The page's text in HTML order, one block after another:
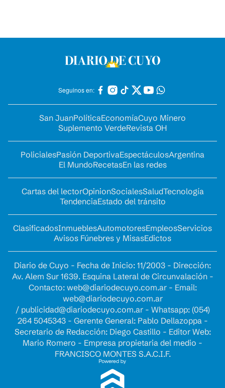
Seguinos en:
San JuanPolíticaEconomíaCuyo Minero
Suplemento VerdeRevista OH
PolicialesPasión DeportivaEspectáculosArgentina
El MundoRecetasEn las redes
Cartas del lectorOpinionSocialesSaludTecnología
TendenciaEstado del tránsito
ClasificadosInmueblesAutomotoresEmpleosServicios
Avisos Fúnebres y MisasEdictos
Diario de Cuyo - Fecha de Inicio: 11/2003 - Dirección:
Av. Alem Sur 1639. Esquina Lateral de Circunvalación -
Contacto: web@diariodecuyo.com.ar- Email:
web@diariodecuyo.com.ar
/ publicidad@diariodecuyo.com.ar- Whatsapp: (054)
264 5045343 - Gerente General: Pablo Dellazoppa -
Secretario de Redacción: Diego Castillo - Editor Web:
Mario Romero - Empresa propietaria del medio -
FRANCISCO MONTES S.A.C.I.F.